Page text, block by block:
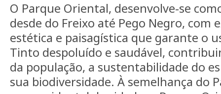
O Parque Oriental, desenvolve-se
desde do Freixo até Pego Negro, com
estética e paisagística que garante o
Tinto despoluído e saudável,
da população, a sustentabilidade do
sua biodiversidade. À semelhança do